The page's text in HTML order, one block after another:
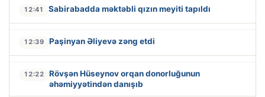
12:41 Sabirabadda məktəbli qızın meyiti tapıldı
12:39 Paşinyan Əliyevə zəng etdi
12:22
Rövşən Hüseynov orqan donorluğunun
əhəmiyyətindən danışıb